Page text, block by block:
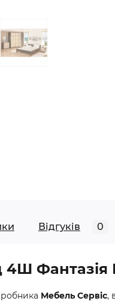
Відгуків 0
4Ш Фантазія
Мебель Сервіс,